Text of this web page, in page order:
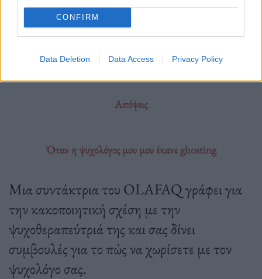
CONFIRM
Data Deletion Data Access Privacy Policy
Δημοσιεύθηκε σεΤάσεις|Taggedcaspering,dating trend,Ghosting
Απόψεις
Όταν η ψυχολόγος μου μου έκανε ghosting
Μια συντάκτρια του OLAFAQ γράφει για
την κακοποιητική σχέση με την
ψυχοθεραπεύτριά της και σας δίνει
συμβουλές για το πώς να χωρίσετε με τον
ψυχολόγο σας.